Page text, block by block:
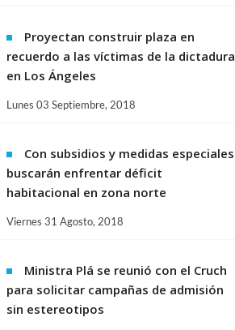
Proyectan construir plaza en
recuerdo a las víctimas de la dictadura
en Los Ángeles
Lunes 03 Septiembre, 2018
Con subsidios y medidas especiales
buscarán enfrentar déficit
habitacional en zona norte
Viernes 31 Agosto, 2018
Ministra Plá se reunió con el Cruch
para solicitar campañas de admisión
sin estereotipos